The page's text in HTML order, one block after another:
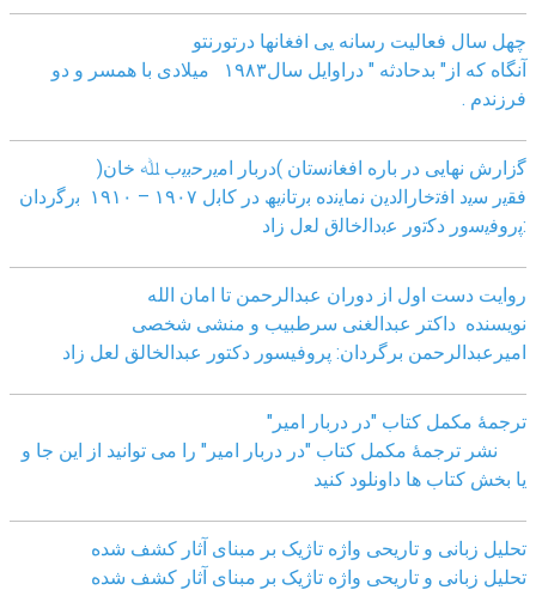
چهل سال فعالیت رسانه یی افغانها درتورنتو
آنگاه که از" بدحادثه " دراوایل سال۱۹۸۳ میلادی با همسر و دو
فرزندم .
ﮔزارش ﻧﮭﺎﯾﯽ در ﺑﺎره اﻓﻐﺎﻧﺳﺗﺎن )درﺑﺎر اﻣﯾرﺣﺑﯾب ﷲ ﺧﺎن(
ﻓﻘﯾر ﺳﯾد اﻓﺗﺧﺎراﻟدﯾن ﻧﻣﺎﯾﻧده ﺑرﺗﺎﻧﯾﮫ در ﮐﺎﺑل ١٩٠٧ – ١٩١٠ ﺑرﮔردان
:ﭘروﻓﯾﺳور دﮐﺗور ﻋﺑداﻟﺧﺎﻟق ﻟﻌل زاد
روایت دست اول از دوران عبدالرحمن تا امان الله
نویسنده داکتر عبدالغنی سرطبیب و منشی شخصی
امیرعبدالرحمن برگردان: پروفیسور دکتور عبدالخالق لعل زاد
ترجمۀ مکمل کتاب "در دربار امیر"
نشر ترجمۀ مکمل کتاب "در دربار امیر" را می توانید از این جا و
یا بخش کتاب ها داونلود کنید
تحلیل زبانی و تاریحی واژه تاژیک بر مبنای آثار کشف شده
تحلیل زبانی و تاریحی واژه تاژیک بر مبنای آثار کشف شده